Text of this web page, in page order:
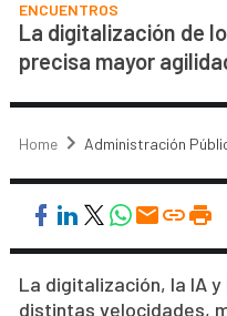
ENCUENTROS
La digitalización de
precisa mayor
Home Administración
La digitalización, la IA
distintas velocidades,